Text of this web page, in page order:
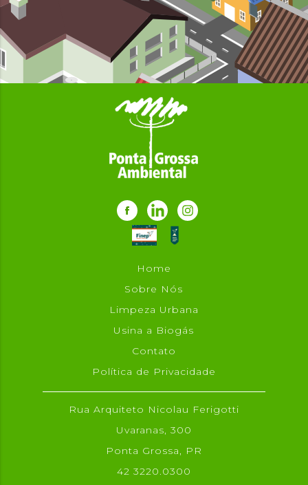
Home
Sobre Nós
Limpeza Urbana
Usina a Biogás
Contato
Política de Privacidade
Rua Arquiteto Nicolau Ferigotti
Uvaranas, 300
Ponta Grossa, PR
42 3220.0300